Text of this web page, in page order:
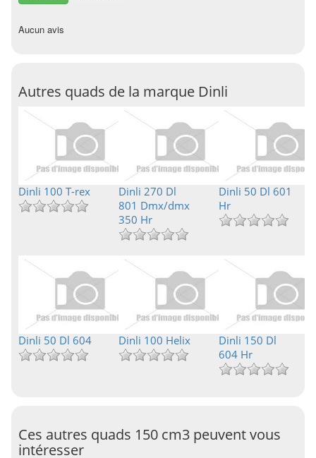
Aucun avis
Autres quads de la marque Dinli
Dinli 100 T-rex
Dinli 270 Dl
801 Dmx/dmx
350 Hr
Dinli 50 Dl 601
Hr
Dinli 50 Dl 604 Dinli 100 Helix
Dinli 150 Dl
604 Hr
Ces autres quads 150 cm3 peuvent vous
intéresser